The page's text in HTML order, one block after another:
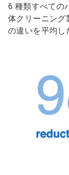
6 種類すべての
体クリーニング
の違いを平均し